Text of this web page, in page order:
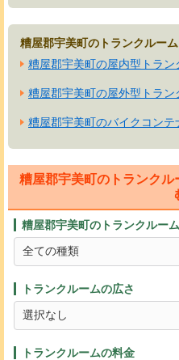
糟屋郡宇美町のトランクルー
糟屋郡宇美町の屋内型トラン
糟屋郡宇美町の屋外型トラン
糟屋郡宇美町のバイクコンテ
糟屋郡宇美町のトランク
糟屋郡宇美町のトランクルー
トランクルームの広さ
トランクルームの料金